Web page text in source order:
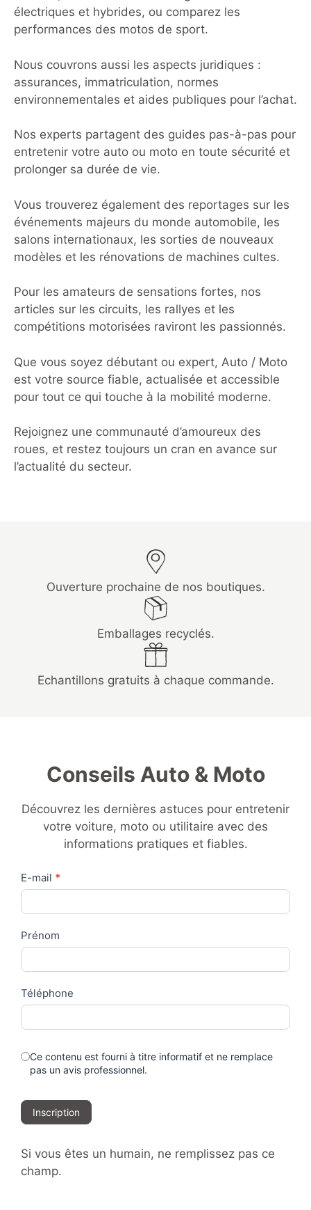
électriques et hybrides, ou comparez les
performances des motos de sport.
Nous couvrons aussi les aspects juridiques :
assurances, immatriculation, normes
environnementales et aides publiques pour l’achat.
Nos experts partagent des guides pas-à-pas pour
entretenir votre auto ou moto en toute sécurité et
prolonger sa durée de vie.
Vous trouverez également des reportages sur les
événements majeurs du monde automobile, les
salons internationaux, les sorties de nouveaux
modèles et les rénovations de machines cultes.
Pour les amateurs de sensations fortes, nos
articles sur les circuits, les rallyes et les
compétitions motorisées raviront les passionnés.
Que vous soyez débutant ou expert, Auto / Moto
est votre source fiable, actualisée et accessible
pour tout ce qui touche à la mobilité moderne.
Rejoignez une communauté d’amoureux des
roues, et restez toujours un cran en avance sur
l’actualité du secteur.
Ouverture prochaine de nos boutiques.
Emballages recyclés.
Echantillons gratuits à chaque commande.
Conseils Auto & Moto
Découvrez les dernières astuces pour entretenir
votre voiture, moto ou utilitaire avec des
informations pratiques et fiables.
Contact
Us
E-mail *
Prénom
Téléphone
Ce contenu est fourni à titre informatif et ne remplace
pas un avis professionnel.
Inscription
Si vous êtes un humain, ne remplissez pas ce
champ.